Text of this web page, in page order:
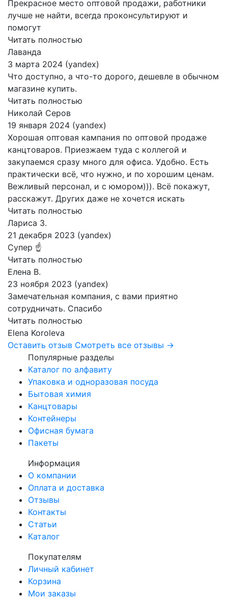
Прекрасное место оптовой продажи, работники
лучше не найти, всегда проконсультируют и
помогут
Читать полностью
Лаванда
3 марта 2024 (yandex)
Что доступно, а что-то дорого, дешевле в обычном
магазине купить.
Читать полностью
Николай Серов
19 января 2024 (yandex)
Хорошая оптовая кампания по оптовой продаже
канцтоваров. Приезжаем туда с коллегой и
закупаемся сразу много для офиса. Удобно. Есть
практически всё, что нужно, и по хорошим ценам.
Вежливый персонал, и с юмором))). Всё покажут,
расскажут. Других даже не хочется искать
Читать полностью
Лариса З.
21 декабря 2023 (yandex)
Супер ☝️
Читать полностью
Елена В.
23 ноября 2023 (yandex)
Замечательная компания, с вами приятно
сотрудничать. Спасибо
Читать полностью
Elena Koroleva
Оставить отзыв Смотреть все отзывы →
Популярные разделы
Каталог по алфавиту
Упаковка и одноразовая посуда
Бытовая химия
Канцтовары
Контейнеры
Офисная бумага
Пакеты
Информация
О компании
Оплата и доставка
Отзывы
Контакты
Статьи
Каталог
Покупателям
Личный кабинет
Корзина
Мои заказы